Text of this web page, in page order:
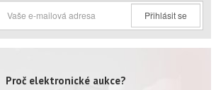
Přihlásit se
Proč elektronické aukce?